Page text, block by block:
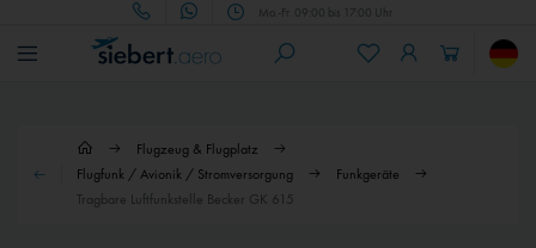
Mo.-Fr. 09:00 bis 17:00 Uhr
Flugzeug & Flugplatz
Flugfunk / Avionik / Stromversorgung
Funkgeräte
Tragbare Luftfunkstelle Becker GK 615